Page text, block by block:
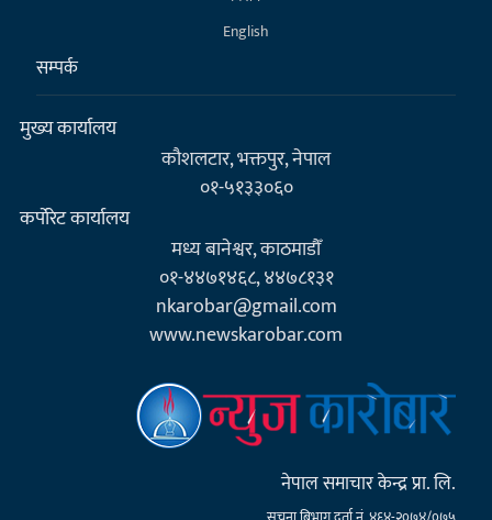
English
सम्पर्क
मुख्य कार्यालय
कौशलटार, भक्तपुर, नेपाल
०१-५१३३०६०
कर्पाेरेट कार्यालय
मध्य बानेश्वर, काठमाडौँ
०१-४४७१४६८, ४४७८१३१
nkarobar@gmail.com
www.newskarobar.com
नेपाल समाचार केन्द्र प्रा. लि.